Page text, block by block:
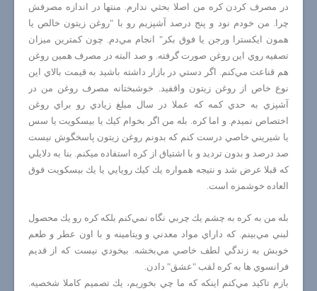
در مصرف كردن كره من اصلا بحثي ندارم. منتها در اندازه مصرفش
چرا. من خودم نود و پنج درصد آشپزيم رو با "روغن زيتون خالص يا
همون ايكسترا ورجن يا فوق بكر" انجام مي‌دم. چون كمترين ميزان
تصفيه روي اين روغن صورت گرفته. و صد البته در مصرف همين روغن
هم قناعت مي‌كنم. اگر دستي در بازار داشته باشيد به قيمت بالاي اين
نوع خاص از روغن زيتون واقفيد. خوشبختانه مصرف روغن من در
آشپزي به حدي كمه كه عملا در سال مبلغ زيادي رو براي روغن
اختصاص نميدم. و اما كره. بله من اگر بخوام كيك يا بيسكويت يا سس
يا شيريني خاصي درست كنم كه بدونم روغن زيتون پاسخگوش نيست
صد درصد و بدون ترديد و با اشتياق از كره استفاده ميكنم. بنا به دلايلي
كه قبلا عرض شد و نتيجه همواره يك كيك رويايي يا يك بيسكويت فوق
العاده خوشمزه است.
بله من به كره به چشم يك چربي نگاه نمي‌كنم بلكه كره رو يك محصول
لبني مي‌بينم. كه داراي مواد معدني و ويتامينه و با اون عطر و طعم
خوبش به زندگي لطف خاصي مي‌بخشه. بيخودي نيست كه از قديم
فرانسوي ها به كره لقب "عشق" دادن.
بازم تاكيد مي‌كنم اينكه كه ما چي بخوريم، يك تصميم كاملا شخصيه.